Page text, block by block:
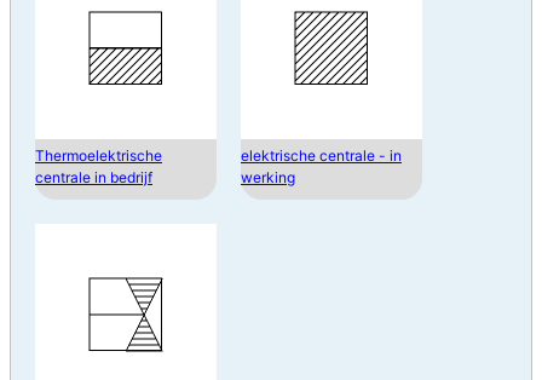
Thermoelektrische
centrale in bedrijf
elektrische centrale - in
werking